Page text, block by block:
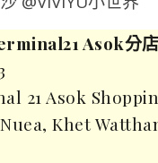
Asok分店
21 Asok
Khet